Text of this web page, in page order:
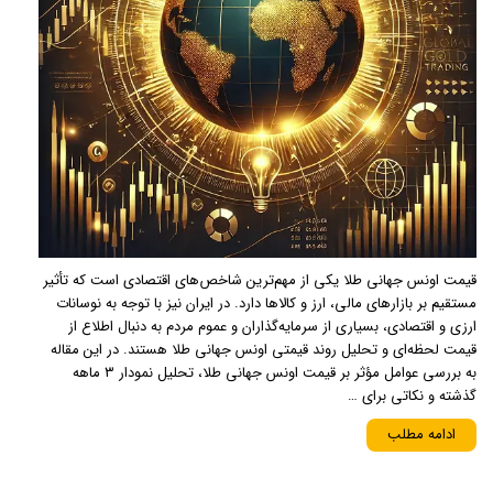
قیمت اونس جهانی طلا یکی از مهم‌ترین شاخص‌های اقتصادی است که تأثیر
مستقیم بر بازارهای مالی، ارز و کالاها دارد. در ایران نیز با توجه به نوسانات
ارزی و اقتصادی، بسیاری از سرمایه‌گذاران و عموم مردم به دنبال اطلاع از
قیمت لحظه‌ای و تحلیل روند قیمتی اونس جهانی طلا هستند. در این مقاله
به بررسی عوامل مؤثر بر قیمت اونس جهانی طلا، تحلیل نمودار ۳ ماهه
گذشته و نکاتی برای …
ادامه مطلب